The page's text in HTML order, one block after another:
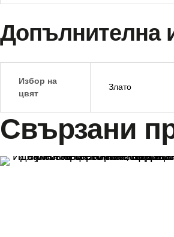
Допълнителна
Избор на
цвят
Злато
Свързани